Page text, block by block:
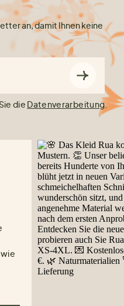
an, damit Ihnen keine
die Datenverarbeitung.